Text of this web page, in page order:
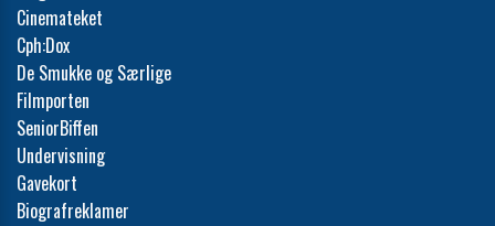
Cinemateket
Cph:Dox
De Smukke og Særlige
Filmporten
SeniorBiffen
Undervisning
Gavekort
Biografreklamer